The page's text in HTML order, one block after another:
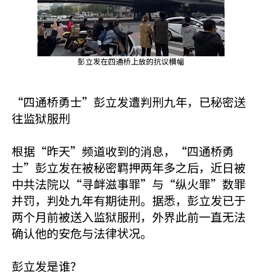
彭立发在四通桥上放的抗议横幅
“四通桥勇士”彭立发遭判刑九年，已秘密送
往监狱服刑
根据“昨天”频道收到的消息，“四通桥勇
士”彭立发在被秘密羁押两年多之后，近日被
中共法院以“寻衅滋事罪”与“纵火罪”数罪
并罚，判处九年有期徒刑。据悉，彭立发已于
两个月前被送入监狱服刑，外界此前一直无法
确认他的安危与法律状况。
彭立发是谁？